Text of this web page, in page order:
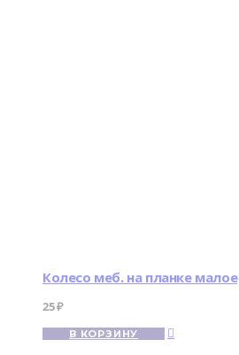
Колесо меб. на планке малое
25₽
В КОРЗИНУ